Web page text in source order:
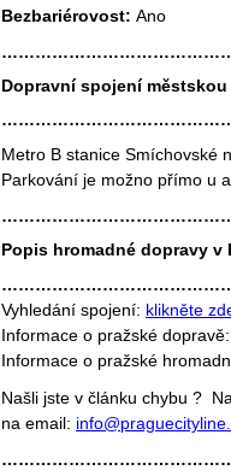
Bezbariérovost: Ano
Dopravní spojení
Metro B stanice Smíchovské
Parkování je možno přímo u
Popis hromadné dopravy v
Vyhledání spojení: klikněte
Informace o pražské
Informace o pražské
Našli jste v článku chybu ?
na email: